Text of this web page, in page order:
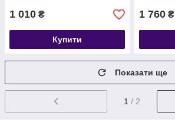
1 010 ₴
Купити
1 760 ₴
Показати ще
1 / 2